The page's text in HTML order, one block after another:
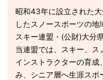
昭和43年に設立された
したスノースポーツの
スキー連盟・(公財)大分
当連盟では、スキー、ス
インストラクターの育成
み、シニア層へ生涯スポ